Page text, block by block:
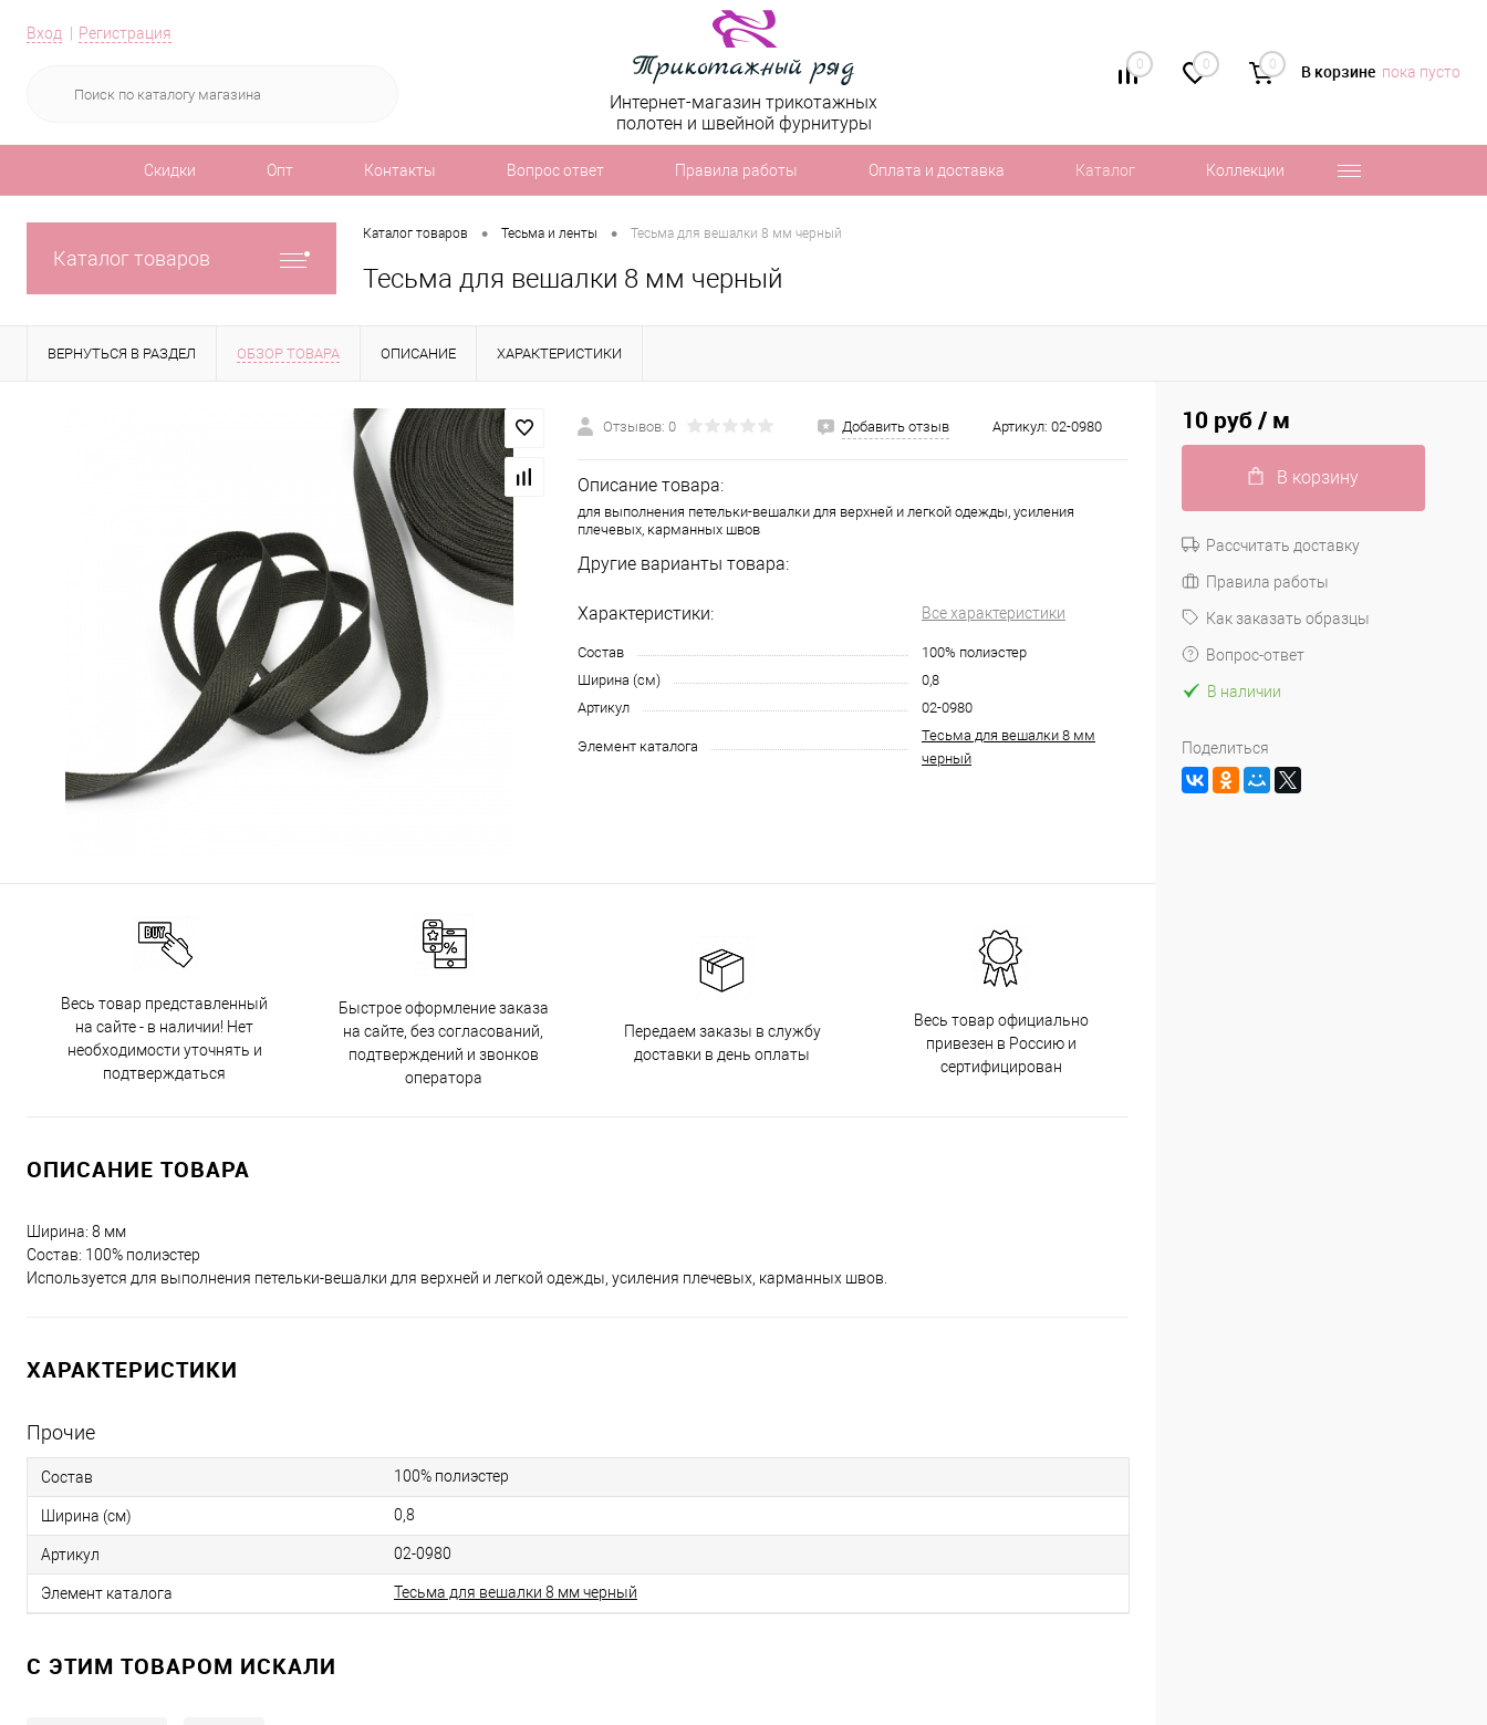
Вход Регистрация
0 0 0 В корзине пока пусто
Интернет-магазин трикотажных
полотен и швейной фурнитуры
Скидки Опт Контакты Вопрос ответ Правила работы Оплата и доставка Каталог Коллекции
Каталог товаров
Каталог товаров • Тесьма и ленты • Тесьма для вешалки 8 мм черный
Тесьма для вешалки 8 мм черный
ВЕРНУТЬСЯ В РАЗДЕЛ ОБЗОР ТОВАРА ОПИСАНИЕ ХАРАКТЕРИСТИКИ
Отзывов: 0 Добавить отзыв Артикул: 02-0980
Описание товара:
для выполнения петельки-вешалки для верхней и легкой одежды, усиления
плечевых, карманных швов
Другие варианты товара:
Характеристики: Все характеристики
Состав
100% полиэстер
Ширина (см)
0,8
Артикул
02-0980
Элемент каталога
Тесьма для вешалки 8 мм
черный
Весь товар представленный
на сайте - в наличии! Нет
необходимости уточнять и
подтверждаться
Быстрое оформление заказа
на сайте, без согласований,
подтверждений и звонков
оператора
Передаем заказы в службу
доставки в день оплаты
Весь товар официально
привезен в Россию и
сертифицирован
ОПИСАНИЕ ТОВАРА
Ширина: 8 мм
Состав: 100% полиэстер
Используется для выполнения петельки-вешалки для верхней и легкой одежды, усиления плечевых, карманных швов.
ХАРАКТЕРИСТИКИ
Прочие
Состав 100% полиэстер
Ширина (см) 0,8
Артикул 02-0980
Элемент каталога Тесьма для вешалки 8 мм черный
C ЭТИМ ТОВАРОМ ИСКАЛИ
10 руб/ м
В корзину
Рассчитать доставку
Правила работы
Как заказать образцы
Вопрос-ответ
В наличии
Поделиться